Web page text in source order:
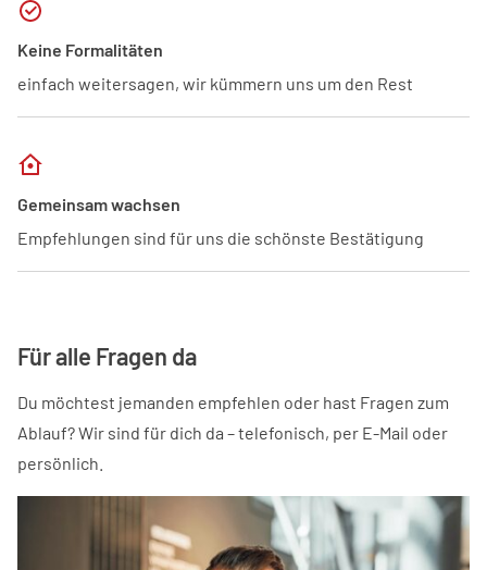
Keine Formalitäten
einfach weitersagen, wir kümmern uns um den Rest
Gemeinsam wachsen
Empfehlungen sind für uns die schönste Bestätigung
Für alle Fragen da
Du möchtest jemanden empfehlen oder hast Fragen zum
Ablauf? Wir sind für dich da – telefonisch, per E-Mail oder
persönlich.